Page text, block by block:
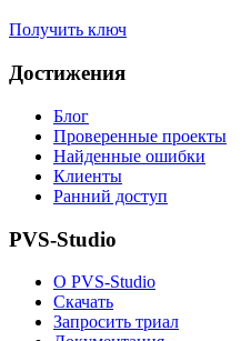
Получить ключ
Достижения
Блог
Проверенные проекты
Найденные ошибки
Клиенты
Ранний доступ
PVS-Studio
О PVS-Studio
Скачать
Запросить триал